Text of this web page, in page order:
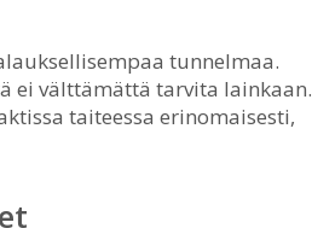
tunnelmaa.
ei välttämättä tarvita lainkaan.
taiteessa erinomaisesti,